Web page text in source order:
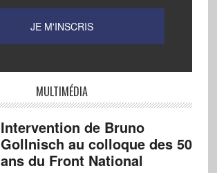
MULTIMÉDIA
Intervention de Bruno
Gollnisch au colloque des 50
ans du Front National